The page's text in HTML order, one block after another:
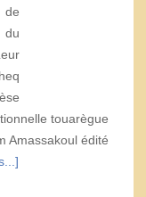
du
touarègue
Amassakoul édité